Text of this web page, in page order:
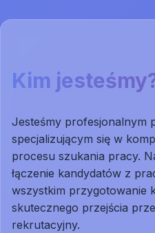
Kim
Jesteśmy profesjonalnym
specjalizującym się w
procesu szukania pracy.
łączenie kandydatów z
wszystkim przygotowanie
skutecznego przejścia
rekrutacyjny.